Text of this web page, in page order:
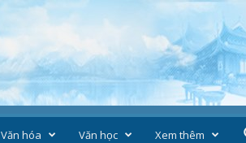
Văn hóa Văn học Xem thêm